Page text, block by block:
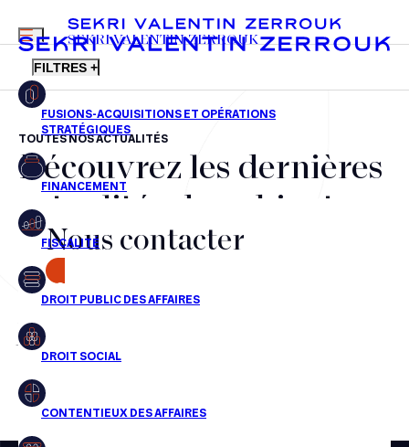
FR EN
MENU
SEKRI VALENTIN ZERROUK
FILTRES +
Fusions-acquisitions et opérations stratégiques
Financement
Fiscalité
Droit public des affaires
Droit social
Droit immobilier
Restructuring
TOUTES NOS ACTUALITÉS
Découvrez les dernières
actualités du cabinet,
nos récompenses et nos
transactions, jour après
jour
Aucun résultats pour cette recherche
Nous contacter